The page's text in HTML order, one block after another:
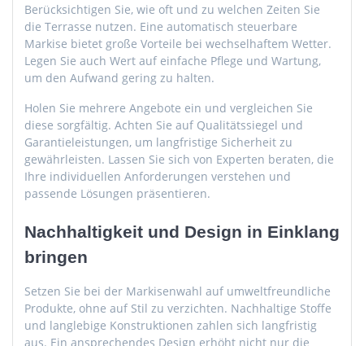
Berücksichtigen Sie, wie oft und zu welchen Zeiten Sie
die Terrasse nutzen. Eine automatisch steuerbare
Markise bietet große Vorteile bei wechselhaftem Wetter.
Legen Sie auch Wert auf einfache Pflege und Wartung,
um den Aufwand gering zu halten.
Holen Sie mehrere Angebote ein und vergleichen Sie
diese sorgfältig. Achten Sie auf Qualitätssiegel und
Garantieleistungen, um langfristige Sicherheit zu
gewährleisten. Lassen Sie sich von Experten beraten, die
Ihre individuellen Anforderungen verstehen und
passende Lösungen präsentieren.
Nachhaltigkeit und Design in Einklang
bringen
Setzen Sie bei der Markisenwahl auf umweltfreundliche
Produkte, ohne auf Stil zu verzichten. Nachhaltige Stoffe
und langlebige Konstruktionen zahlen sich langfristig
aus. Ein ansprechendes Design erhöht nicht nur die